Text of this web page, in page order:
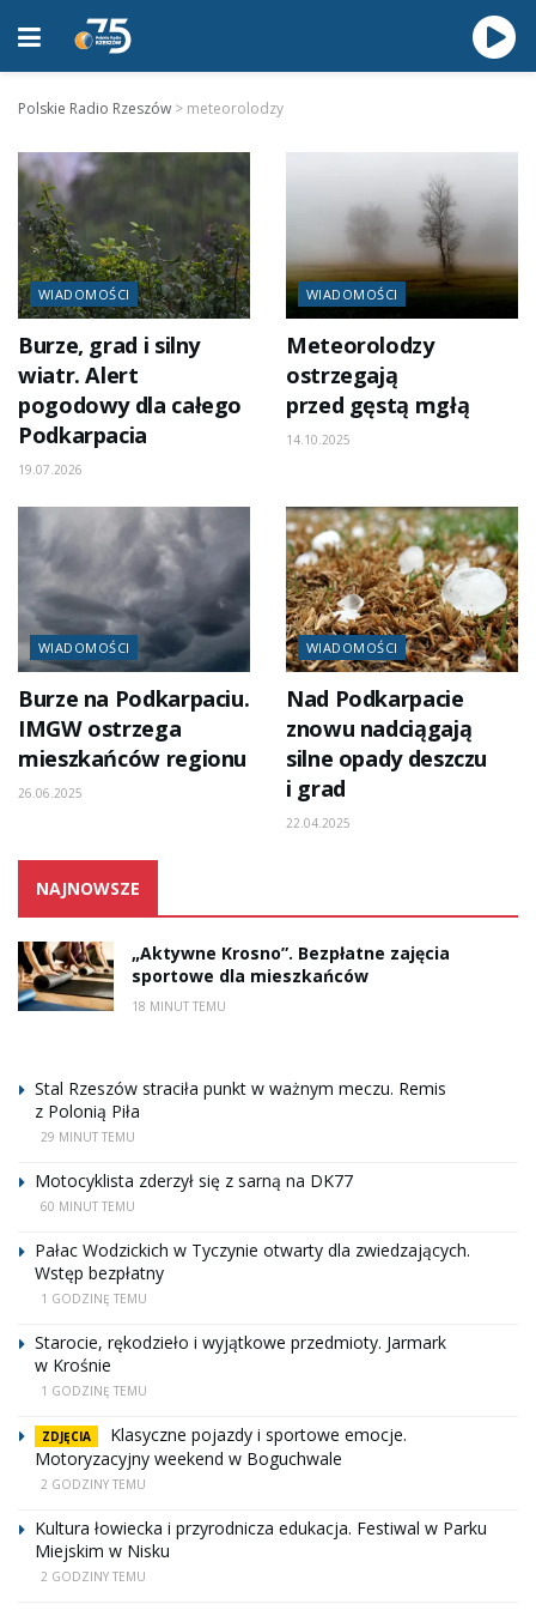
Polskie Radio Rzeszów > meteorolodzy
WIADOMOŚCI
Burze, grad i silny
wiatr. Alert
pogodowy dla całego
Podkarpacia
19.07.2026
WIADOMOŚCI
Meteorolodzy
ostrzegają
przed gęstą mgłą
14.10.2025
WIADOMOŚCI
Burze na Podkarpaciu.
IMGW ostrzega
mieszkańców regionu
26.06.2025
WIADOMOŚCI
Nad Podkarpacie
znowu nadciągają
silne opady deszczu
i grad
22.04.2025
NAJNOWSZE
„Aktywne Krosno”. Bezpłatne zajęcia
sportowe dla mieszkańców
18 MINUT TEMU
Stal Rzeszów straciła punkt w ważnym meczu. Remis
z Polonią Piła
29 MINUT TEMU
Motocyklista zderzył się z sarną na DK77
60 MINUT TEMU
Pałac Wodzickich w Tyczynie otwarty dla zwiedzających.
Wstęp bezpłatny
1 GODZINĘ TEMU
Starocie, rękodzieło i wyjątkowe przedmioty. Jarmark
w Krośnie
1 GODZINĘ TEMU
ZDJĘCIA
Klasyczne pojazdy i sportowe emocje.
Motoryzacyjny weekend w Boguchwale
2 GODZINY TEMU
Kultura łowiecka i przyrodnicza edukacja. Festiwal w Parku
Miejskim w Nisku
2 GODZINY TEMU